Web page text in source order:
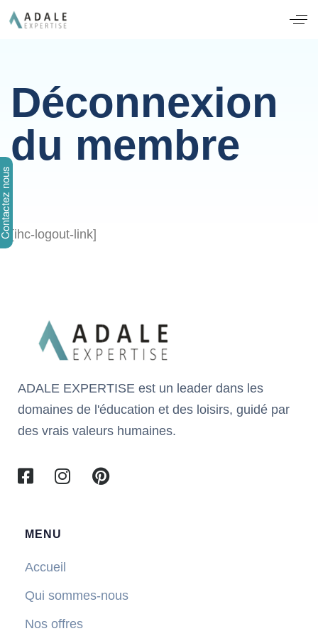
Déconnexion
du membre
[ihc-logout-link]
ADALE EXPERTISE est un leader dans les
domaines de l'éducation et des loisirs, guidé par
des vrais valeurs humaines.
MENU
Accueil
Qui sommes-nous
Nos offres
nous